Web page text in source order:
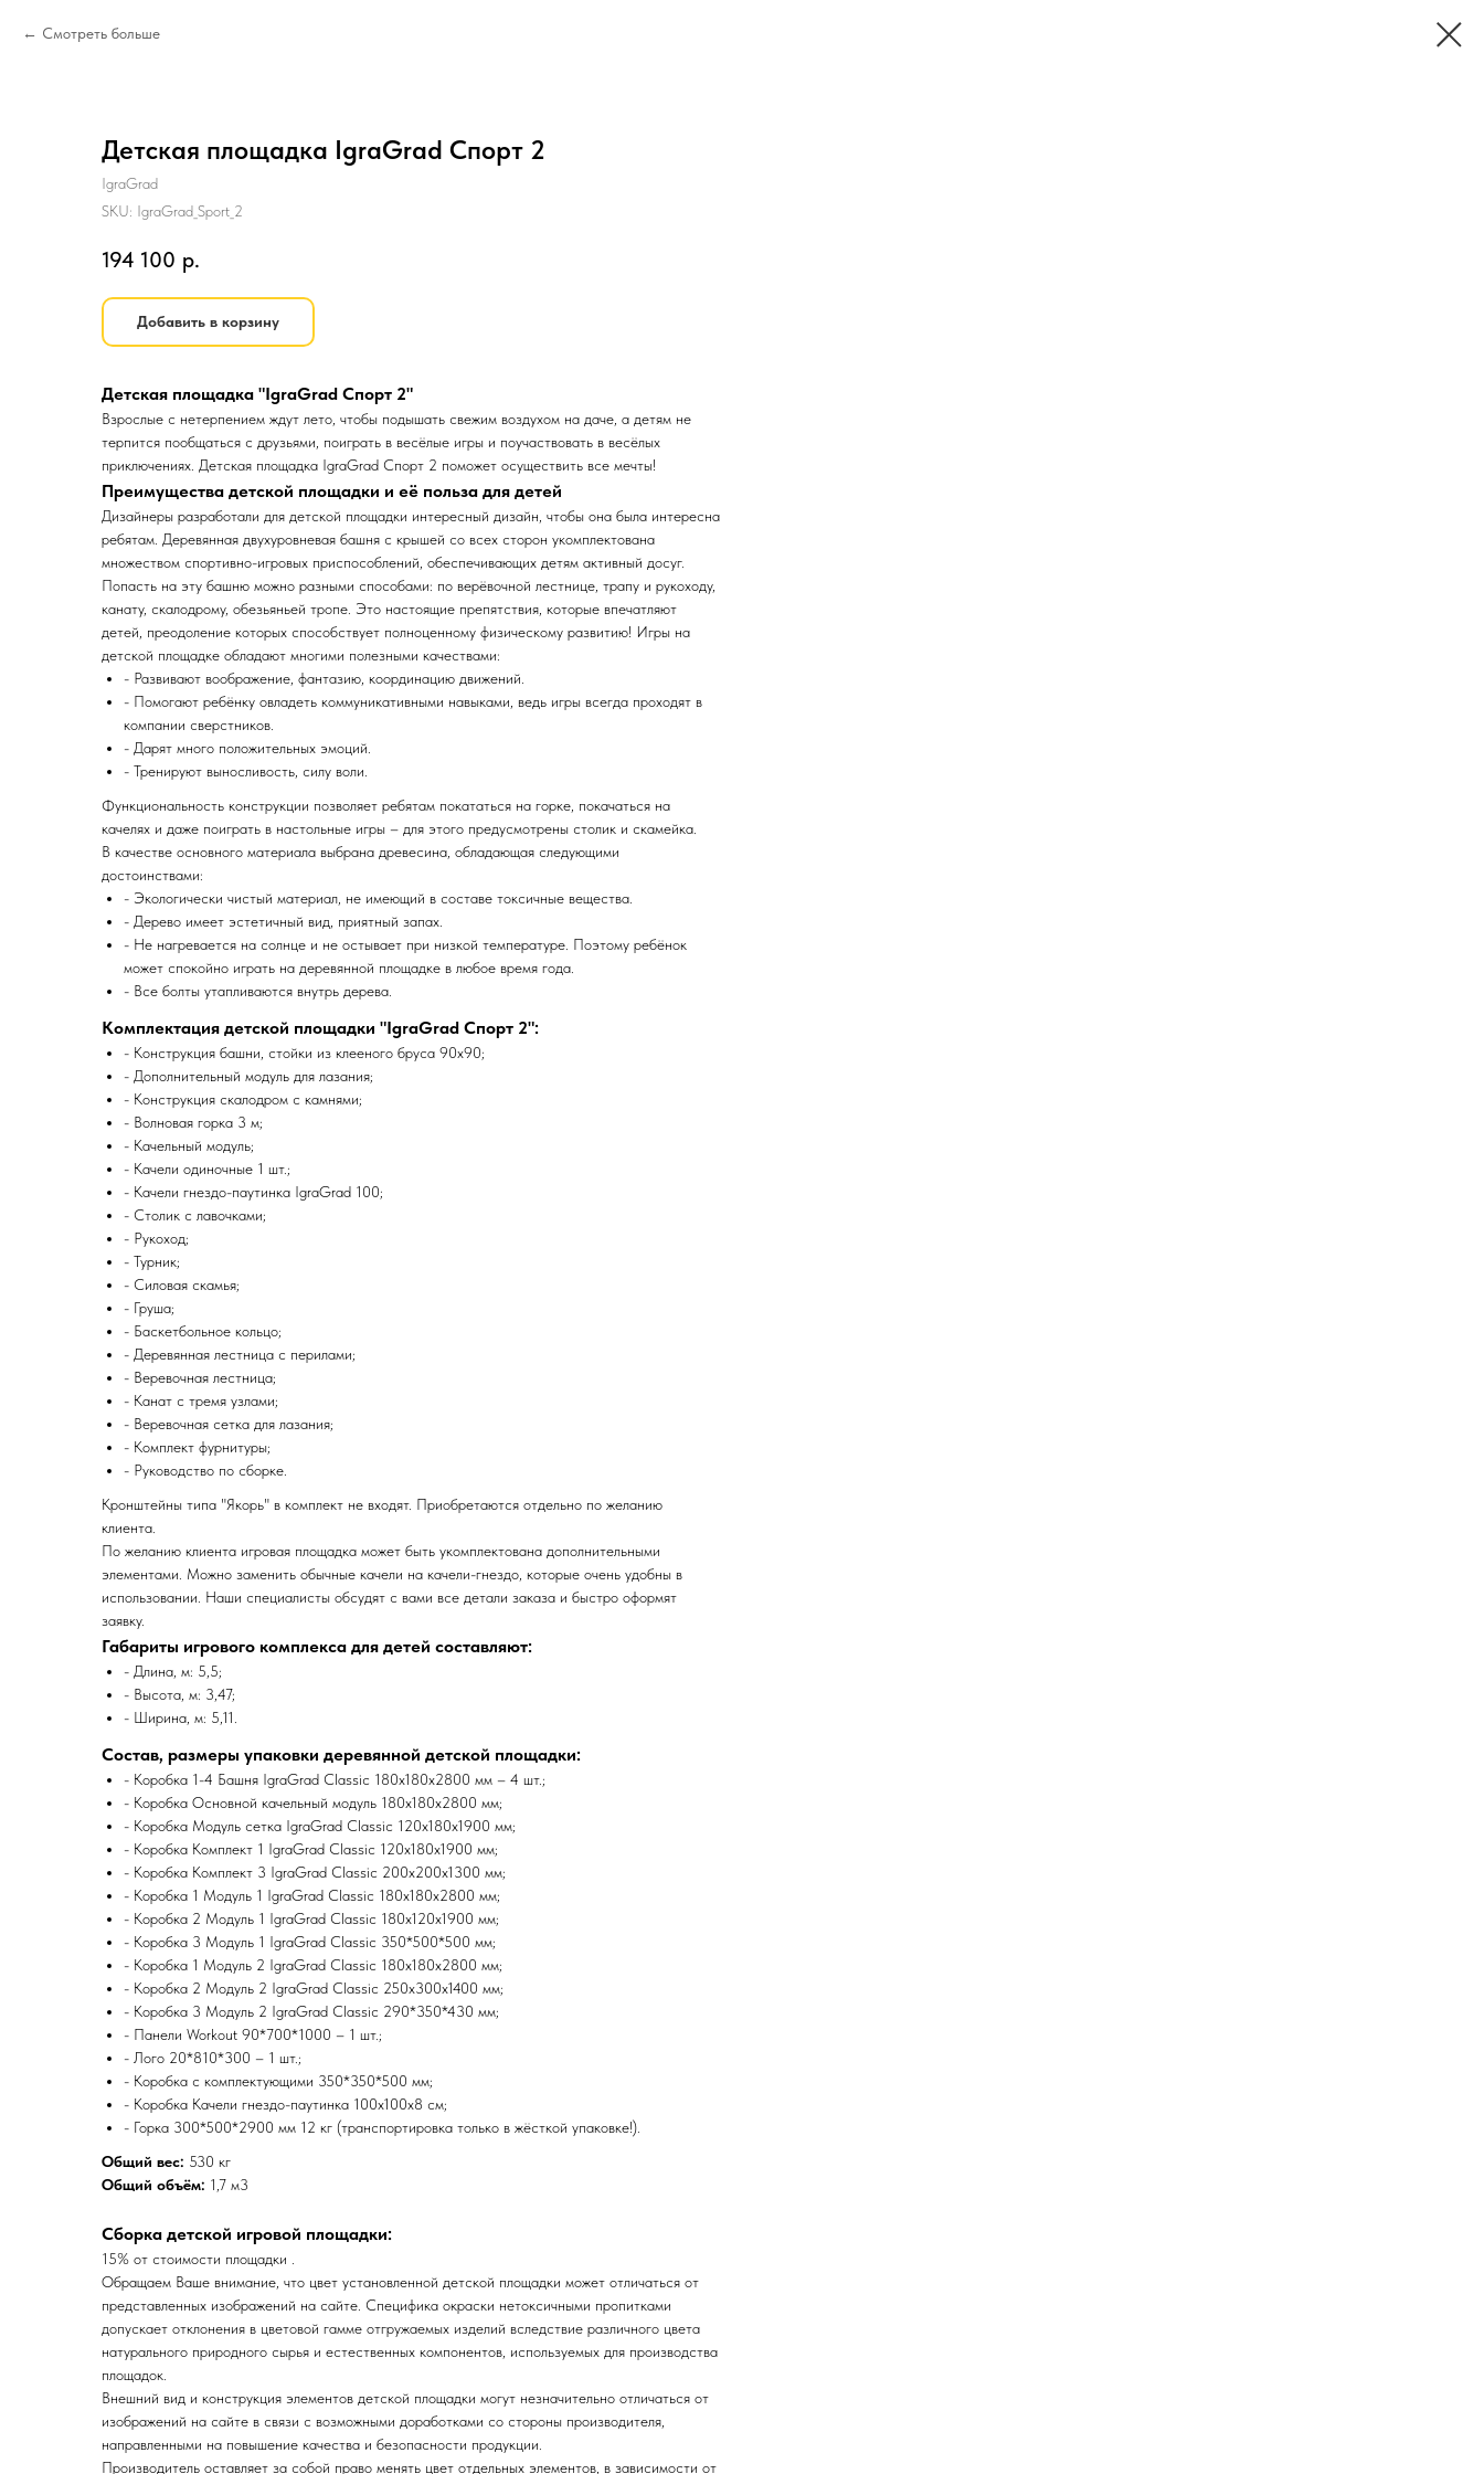
Смотреть больше
Детская площадка IgraGrad Спорт 2
IgraGrad
SKU: IgraGrad_Sport_2
194 100 р.
Добавить в корзину
Детская площадка "IgraGrad Спорт 2"
Взрослые с нетерпением ждут лето, чтобы подышать свежим воздухом на даче, а детям не
терпится пообщаться с друзьями, поиграть в весёлые игры и поучаствовать в весёлых
приключениях. Детская площадка IgraGrad Спорт 2 поможет осуществить все мечты!
Преимущества детской площадки и её польза для детей
Дизайнеры разработали для детской площадки интересный дизайн, чтобы она была интересна
ребятам. Деревянная двухуровневая башня с крышей со всех сторон укомплектована
множеством спортивно-игровых приспособлений, обеспечивающих детям активный досуг.
Попасть на эту башню можно разными способами: по верёвочной лестнице, трапу и рукоходу,
канату, скалодрому, обезьяньей тропе. Это настоящие препятствия, которые впечатляют
детей, преодоление которых способствует полноценному физическому развитию! Игры на
детской площадке обладают многими полезными качествами:
- Развивают воображение, фантазию, координацию движений.
- Помогают ребёнку овладеть коммуникативными навыками, ведь игры всегда проходят в
компании сверстников.
- Дарят много положительных эмоций.
- Тренируют выносливость, силу воли.
Функциональность конструкции позволяет ребятам покататься на горке, покачаться на
качелях и даже поиграть в настольные игры – для этого предусмотрены столик и скамейка.
В качестве основного материала выбрана древесина, обладающая следующими
достоинствами:
- Экологически чистый материал, не имеющий в составе токсичные вещества.
- Дерево имеет эстетичный вид, приятный запах.
- Не нагревается на солнце и не остывает при низкой температуре. Поэтому ребёнок
может спокойно играть на деревянной площадке в любое время года.
- Все болты утапливаются внутрь дерева.
Комплектация детской площадки "IgraGrad Спорт 2":
- Конструкция башни, стойки из клееного бруса 90х90;
- Дополнительный модуль для лазания;
- Конструкция скалодром с камнями;
- Волновая горка 3 м;
- Качельный модуль;
- Качели одиночные 1 шт.;
- Качели гнездо-паутинка IgraGrad 100;
- Столик с лавочками;
- Рукоход;
- Турник;
- Силовая скамья;
- Груша;
- Баскетбольное кольцо;
- Деревянная лестница с перилами;
- Веревочная лестница;
- Канат с тремя узлами;
- Веревочная сетка для лазания;
- Комплект фурнитуры;
- Руководство по сборке.
Кронштейны типа "Якорь" в комплект не входят. Приобретаются отдельно по желанию
клиента.
По желанию клиента игровая площадка может быть укомплектована дополнительными
элементами. Можно заменить обычные качели на качели-гнездо, которые очень удобны в
использовании. Наши специалисты обсудят с вами все детали заказа и быстро оформят
заявку.
Габариты игрового комплекса для детей составляют:
- Длина, м: 5,5;
- Высота, м: 3,47;
- Ширина, м: 5,11.
Состав, размеры упаковки деревянной детской площадки:
- Коробка 1-4 Башня IgraGrad Classic 180х180х2800 мм – 4 шт.;
- Коробка Основной качельный модуль 180х180х2800 мм;
- Коробка Модуль сетка IgraGrad Classic 120х180х1900 мм;
- Коробка Комплект 1 IgraGrad Classic 120х180х1900 мм;
- Коробка Комплект 3 IgraGrad Classic 200х200х1300 мм;
- Коробка 1 Модуль 1 IgraGrad Classic 180х180х2800 мм;
- Коробка 2 Модуль 1 IgraGrad Classic 180х120х1900 мм;
- Коробка 3 Модуль 1 IgraGrad Classic 350*500*500 мм;
- Коробка 1 Модуль 2 IgraGrad Classic 180х180х2800 мм;
- Коробка 2 Модуль 2 IgraGrad Classic 250х300х1400 мм;
- Коробка 3 Модуль 2 IgraGrad Classic 290*350*430 мм;
- Панели Workout 90*700*1000 – 1 шт.;
- Лого 20*810*300 – 1 шт.;
- Коробка с комплектующими 350*350*500 мм;
- Коробка Качели гнездо-паутинка 100х100х8 см;
- Горка 300*500*2900 мм 12 кг (транспортировка только в жёсткой упаковке!).
Общий вес: 530 кг
Общий объём: 1,7 м3
Сборка детской игровой площадки:
15% от стоимости площадки .
Обращаем Ваше внимание, что цвет установленной детской площадки может отличаться от
представленных изображений на сайте. Специфика окраски нетоксичными пропитками
допускает отклонения в цветовой гамме отгружаемых изделий вследствие различного цвета
натурального природного сырья и естественных компонентов, используемых для производства
площадок.
Внешний вид и конструкция элементов детской площадки могут незначительно отличаться от
изображений на сайте в связи с возможными доработками со стороны производителя,
направленными на повышение качества и безопасности продукции.
Производитель оставляет за собой право менять цвет отдельных элементов, в зависимости от